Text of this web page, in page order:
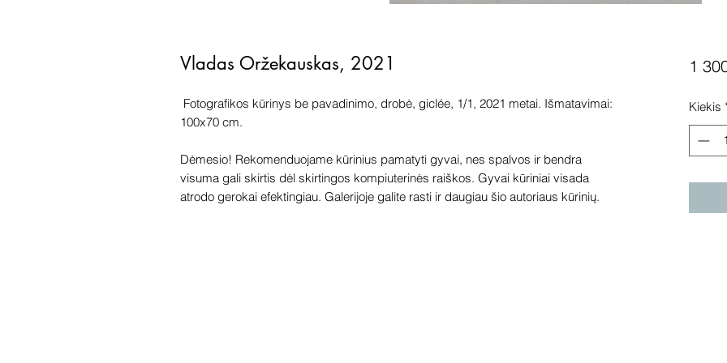
Vladas Oržekauskas, 2021
Fotografikos kūrinys be pavadinimo, drobė, giclée, 1/1, 2021 metai. Išmatavimai:
100x70 cm.
Dėmesio! Rekomenduojame kūrinius pamatyti gyvai, nes spalvos ir bendra
visuma gali skirtis dėl skirtingos kompiuterinės raiškos. Gyvai kūriniai visada
atrodo gerokai efektingiau. Galerijoje galite rasti ir daugiau šio autoriaus kūrinių.
1
Kiekis